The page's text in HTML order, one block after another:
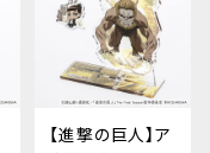
【進撃の巨人】ア